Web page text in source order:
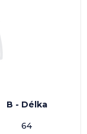
B - Délka
64